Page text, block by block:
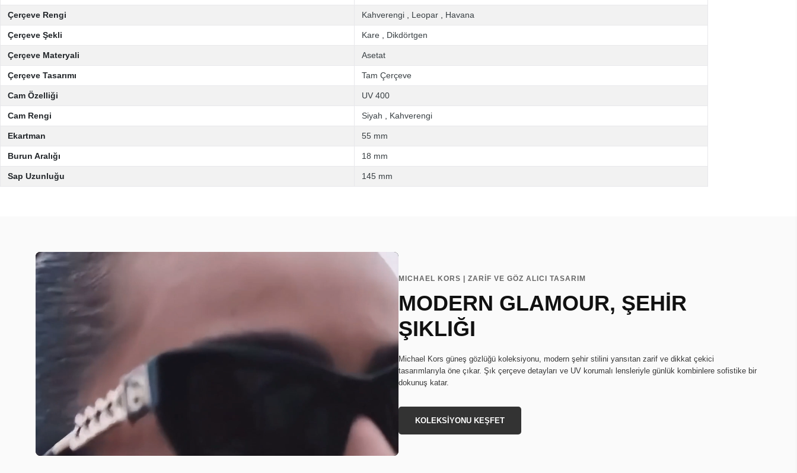
Çerçeve Rengi Kahverengi Leopar Havana
Çerçeve Şekli Kare Dikdörtgen
Çerçeve Materyali Asetat
Çerçeve Tasarımı Tam Çerçeve
Cam Özelliği UV 400
Cam Rengi Siyah Kahverengi
Ekartman 55 mm
Burun Aralığı 18 mm
Sap Uzunluğu 145 mm
MICHAEL KORS | ZARİF VE GÖZ ALICI TASARIM
MODERN GLAMOUR, ŞEHİR
ŞIKLIĞI
Michael Kors güneş gözlüğü koleksiyonu, modern şehir stilini yansıtan zarif ve dikkat çekici
tasarımlarıyla öne çıkar. Şık çerçeve detayları ve UV korumalı lensleriyle günlük kombinlere sofistike bir
dokunuş katar.
KOLEKSİYONU KEŞFET